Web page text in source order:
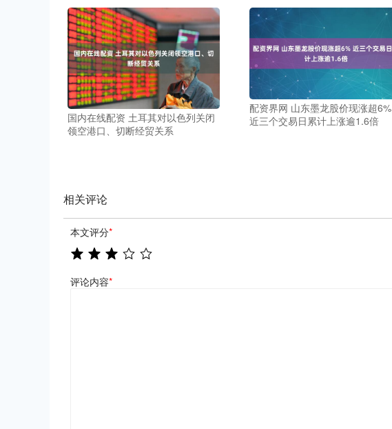
国内在线配资 土耳其对以色列关闭
领空港口、切断经贸关系
配资界网 山东墨龙股价现涨超6%
近三个交易日累计上涨逾1.6倍
相关评论
本文评分*
评论内容*